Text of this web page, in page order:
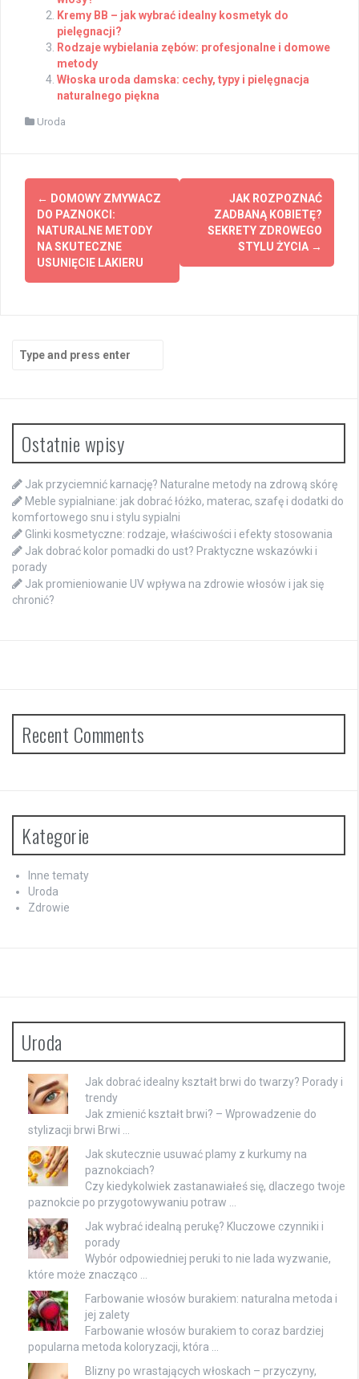
Kremy BB – jak wybrać idealny kosmetyk do
pielęgnacji?
Rodzaje wybielania zębów: profesjonalne i domowe
metody
Włoska uroda damska: cechy, typy i pielęgnacja
naturalnego piękna
Uroda
Post
navigation
← DOMOWY ZMYWACZ
DO PAZNOKCI:
NATURALNE METODY
NA SKUTECZNE
USUNIĘCIE LAKIERU
JAK ROZPOZNAĆ
ZADBANĄ KOBIETĘ?
SEKRETY ZDROWEGO
STYLU ŻYCIA →
for:
Ostatnie wpisy
Jak przyciemnić karnację? Naturalne metody na zdrową skórę
Meble sypialniane: jak dobrać łóżko, materac, szafę i dodatki do
komfortowego snu i stylu sypialni
Glinki kosmetyczne: rodzaje, właściwości i efekty stosowania
Jak dobrać kolor pomadki do ust? Praktyczne wskazówki i
porady
Jak promieniowanie UV wpływa na zdrowie włosów i jak się
chronić?
Recent Comments
Kategorie
Inne tematy
Uroda
Zdrowie
Uroda
Jak dobrać idealny kształt brwi do twarzy? Porady i
trendy
Jak zmienić kształt brwi? – Wprowadzenie do
stylizacji brwi Brwi …
Jak skutecznie usuwać plamy z kurkumy na
paznokciach?
Czy kiedykolwiek zastanawiałeś się, dlaczego twoje
paznokcie po przygotowywaniu potraw …
Jak wybrać idealną perukę? Kluczowe czynniki i
porady
Wybór odpowiedniej peruki to nie lada wyzwanie,
które może znacząco …
Farbowanie włosów burakiem: naturalna metoda i
jej zalety
Farbowanie włosów burakiem to coraz bardziej
popularna metoda koloryzacji, która …
Blizny po wrastających włoskach – przyczyny,